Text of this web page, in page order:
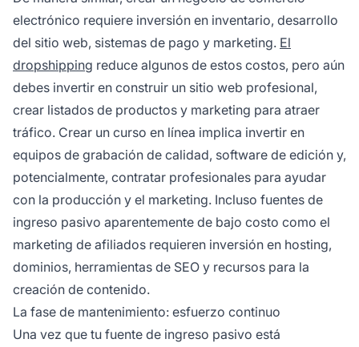
electrónico requiere inversión en inventario, desarrollo
del sitio web, sistemas de pago y marketing. El
dropshipping reduce algunos de estos costos, pero aún
debes invertir en construir un sitio web profesional,
crear listados de productos y marketing para atraer
tráfico. Crear un curso en línea implica invertir en
equipos de grabación de calidad, software de edición y,
potencialmente, contratar profesionales para ayudar
con la producción y el marketing. Incluso fuentes de
ingreso pasivo aparentemente de bajo costo como el
marketing de afiliados requieren inversión en hosting,
dominios, herramientas de SEO y recursos para la
creación de contenido.
La fase de mantenimiento: esfuerzo continuo
Una vez que tu fuente de ingreso pasivo está